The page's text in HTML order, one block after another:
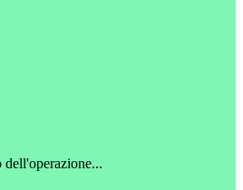
dell'operazione...